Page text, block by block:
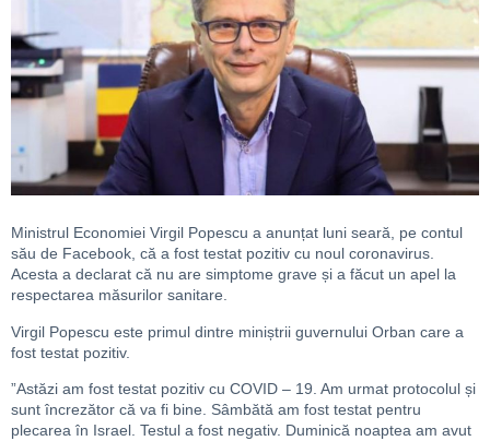
Ministrul Economiei Virgil Popescu a anunțat luni seară, pe contul
său de Facebook, că a fost testat pozitiv cu noul coronavirus.
Acesta a declarat că nu are simptome grave și a făcut un apel la
respectarea măsurilor sanitare.
Virgil Popescu este primul dintre miniștrii guvernului Orban care a
fost testat pozitiv.
”Astăzi am fost testat pozitiv cu COVID – 19. Am urmat protocolul și
sunt încrezător că va fi bine. Sâmbătă am fost testat pentru
plecarea în Israel. Testul a fost negativ. Duminică noaptea am avut